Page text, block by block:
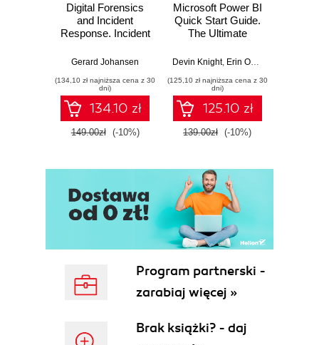
Digital Forensics
and Incident
Response. Incident
and techniques for
threat response -
Fourth Edition
Gerard Johansen
(134,10 zł najniższa cena z 30
dni)
134.10 zł
149.00zł (-10%)
Microsoft Power BI
Quick Start Guide.
The Ultimate
to Power BI, Data
Tools, and
Microsoft Fabric -
Fourth Edition
Devin Knight, Erin Ostrowsky
(125,10 zł najniższa cena z 30
dni)
125.10 zł
139.00zł (-10%)
Program partnerski -
zarabiaj więcej »
Brak książki? - daj